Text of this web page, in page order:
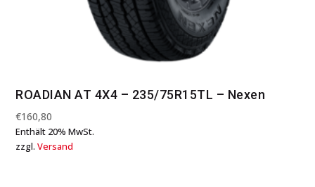
ROADIAN AT 4X4 – 235/75R15TL – Nexen
€160,80
Enthält 20% MwSt.
zzgl.Versand